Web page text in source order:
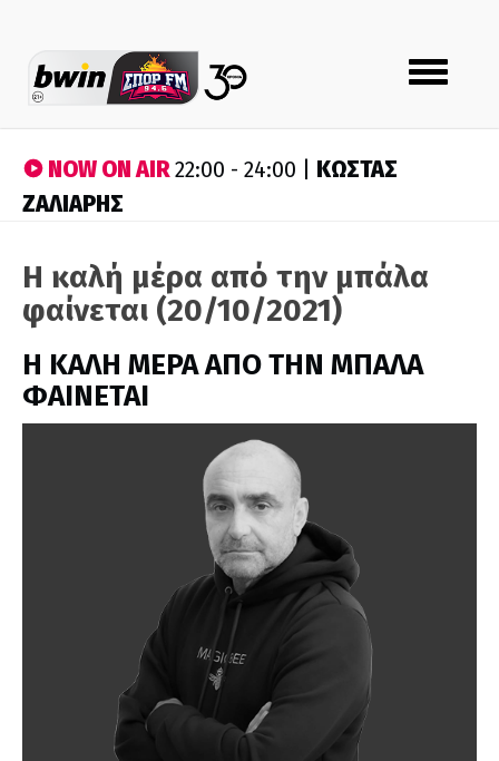
Toggle
navigation
NOW ON AIR22:00 - 24:00 | ΚΩΣΤΑΣ
ΖΑΛΙΑΡΗΣ
Η καλή μέρα από την μπάλα
φαίνεται (20/10/2021)
H ΚΑΛΗ ΜΕΡΑ ΑΠΟ ΤΗΝ ΜΠΑΛΑ
ΦΑΙΝΕΤΑΙ